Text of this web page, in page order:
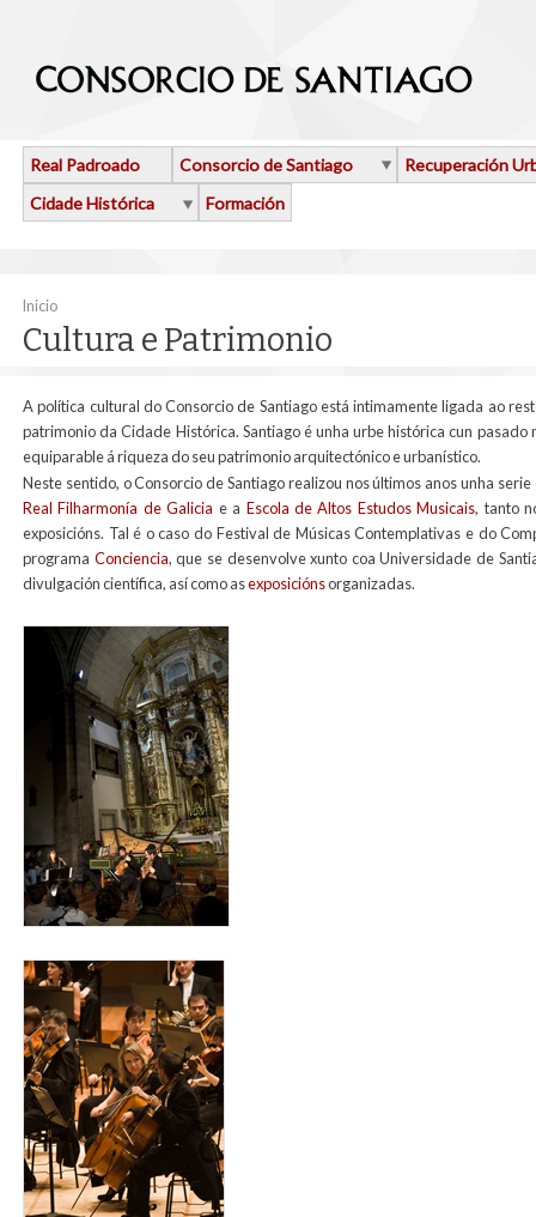
Real Padroado Consorcio de Santiago
Recuperación
Cidade Histórica
Formación
Vostede está aquí
Inicio
Cultura e Patrimonio
A política cultural do Consorcio de Santiago está intimamente ligada ao
patrimonio da Cidade Histórica. Santiago é unha urbe histórica cun
equiparable á riqueza do seu patrimonio arquitectónico e urbanístico.
Neste sentido, o Consorcio de Santiago realizou nos últimos anos unha
Real Filharmonía de Galicia e a Escola de Altos Estudos Musicais, tanto
exposicións. Tal é o caso do Festival de Músicas Contemplativas e do
programa Conciencia, que se desenvolve xunto coa Universidade de
divulgación científica, así como asexposiciónsorganizadas.
fmc2006_para_web.jpg
rfg_para_web_1.jpg